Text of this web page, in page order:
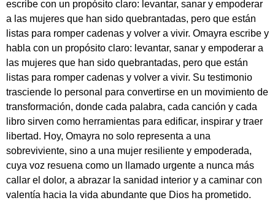
escribe con un propósito claro: levantar, sanar y empoderar
a las mujeres que han sido quebrantadas, pero que están
listas para romper cadenas y volver a vivir. Omayra escribe y
habla con un propósito claro: levantar, sanar y empoderar a
las mujeres que han sido quebrantadas, pero que están
listas para romper cadenas y volver a vivir. Su testimonio
trasciende lo personal para convertirse en un movimiento de
transformación, donde cada palabra, cada canción y cada
libro sirven como herramientas para edificar, inspirar y traer
libertad. Hoy, Omayra no solo representa a una
sobreviviente, sino a una mujer resiliente y empoderada,
cuya voz resuena como un llamado urgente a nunca más
callar el dolor, a abrazar la sanidad interior y a caminar con
valentía hacia la vida abundante que Dios ha prometido.